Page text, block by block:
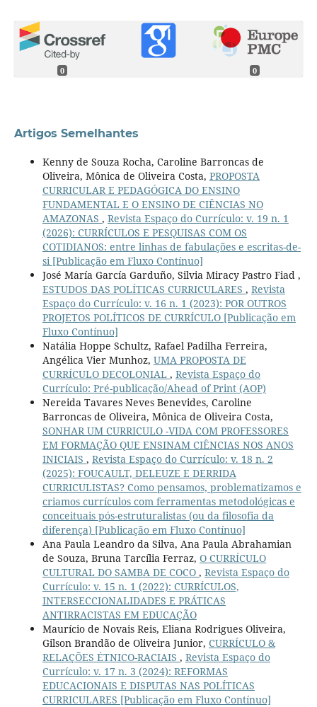
0 0
Artigos Semelhantes
Kenny de Souza Rocha, Caroline Barroncas de
Oliveira, Mônica de Oliveira Costa, PROPOSTA
CURRICULAR E PEDAGÓGICA DO ENSINO
FUNDAMENTAL E O ENSINO DE CIÊNCIAS NO
AMAZONAS , Revista Espaço do Currículo: v. 19 n. 1
(2026): CURRÍCULOS E PESQUISAS COM OS
COTIDIANOS: entre linhas de fabulações e escritas-de-
si [Publicação em Fluxo Contínuo]
José María García Garduño, Silvia Miracy Pastro Fiad ,
ESTUDOS DAS POLÍTICAS CURRICULARES , Revista
Espaço do Currículo: v. 16 n. 1 (2023): POR OUTROS
PROJETOS POLÍTICOS DE CURRÍCULO [Publicação em
Fluxo Contínuo]
Natália Hoppe Schultz, Rafael Padilha Ferreira,
Angélica Vier Munhoz, UMA PROPOSTA DE
CURRÍCULO DECOLONIAL , Revista Espaço do
Currículo: Pré-publicação/Ahead of Print (AOP)
Nereida Tavares Neves Benevides, Caroline
Barroncas de Oliveira, Mônica de Oliveira Costa,
SONHAR UM CURRICULO -VIDA COM PROFESSORES
EM FORMAÇÃO QUE ENSINAM CIÊNCIAS NOS ANOS
INICIAIS , Revista Espaço do Currículo: v. 18 n. 2
(2025): FOUCAULT, DELEUZE E DERRIDA
CURRICULISTAS? Como pensamos, problematizamos e
criamos currículos com ferramentas metodológicas e
conceituais pós-estruturalistas (ou da filosofia da
diferença) [Publicação em Fluxo Contínuo]
Ana Paula Leandro da Silva, Ana Paula Abrahamian
de Souza, Bruna Tarcília Ferraz, O CURRÍCULO
CULTURAL DO SAMBA DE COCO , Revista Espaço do
Currículo: v. 15 n. 1 (2022): CURRÍCULOS,
INTERSECCIONALIDADES E PRÁTICAS
ANTIRRACISTAS EM EDUCAÇÃO
Maurício de Novais Reis, Eliana Rodrigues Oliveira,
Gilson Brandão de Oliveira Junior, CURRÍCULO &
RELAÇÕES ÉTNICO-RACIAIS , Revista Espaço do
Currículo: v. 17 n. 3 (2024): REFORMAS
EDUCACIONAIS E DISPUTAS NAS POLÍTICAS
CURRICULARES [Publicação em Fluxo Contínuo]